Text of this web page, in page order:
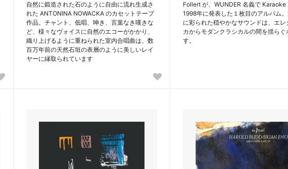
自然に鍛造された石のように自由に流れ生成さ
れた ANTONINA NOWACKA のカセットテープ
作品。チャント、低唱、呻き、言葉なき嘆きな
ど、様々なヴォイスに自然のエコーがかかり、
織り上げるように重ねられた室内合唱曲は、数
百万年前の天然石垣の表層のように美しいレイ
ヤーに縁取られています
Follert が、WUNDER 名義で Karaoke
1998年に発表した１枚目のアルバム
に彩られた穏やかなサウンドは、エレ
カからモダンクラシカルの間を揺らぐ
す。